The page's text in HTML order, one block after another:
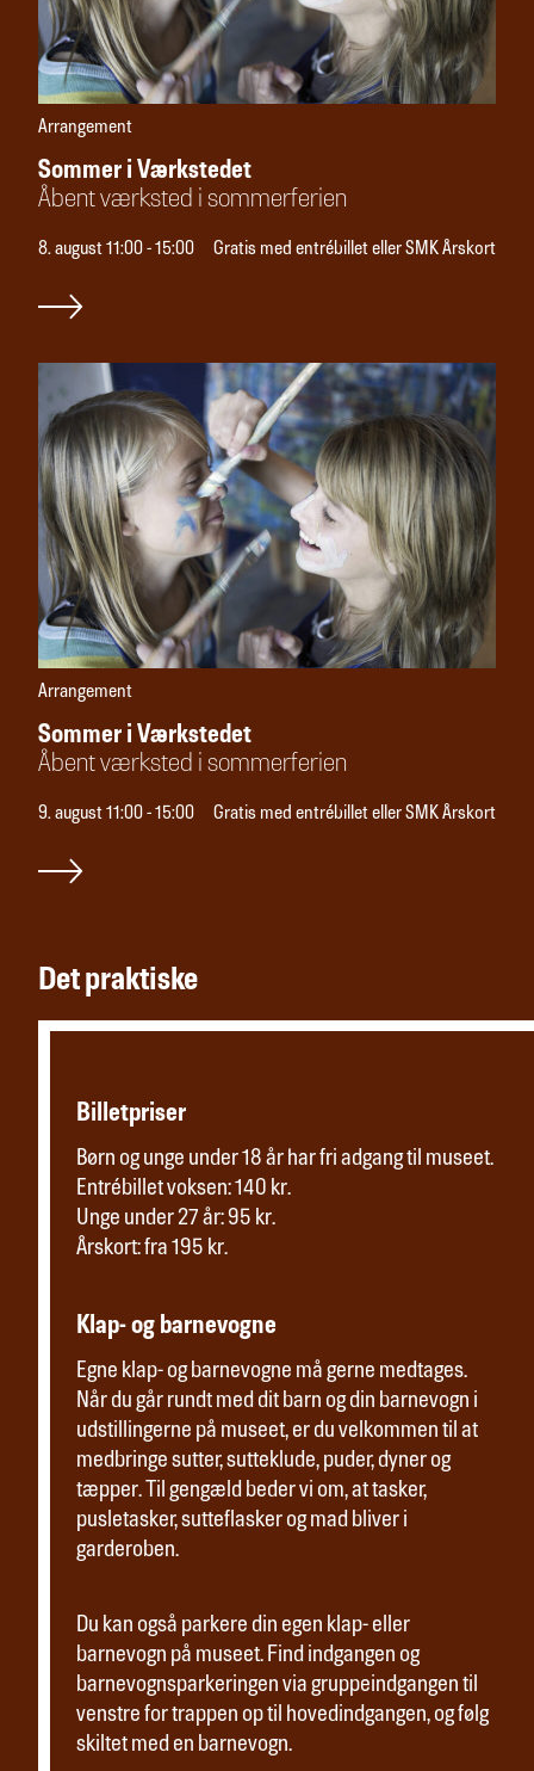
Arrangement
Sommer i Værkstedet
Åbent værksted i sommerferien
8. august 11:00 - 15:00 Gratis med entrébillet eller SMK Årskort
Arrangement
Sommer i Værkstedet
Åbent værksted i sommerferien
9. august 11:00 - 15:00 Gratis med entrébillet eller SMK Årskort
Det praktiske
Billetpriser
Børn og unge under 18 år har fri adgang til museet.
Entrébillet voksen: 140 kr.
Unge under 27 år: 95 kr.
Årskort: fra 195 kr.
Klap- og barnevogne
Egne klap- og barnevogne må gerne medtages.
Når du går rundt med dit barn og din barnevogn i
udstillingerne på museet, er du velkommen til at
medbringe sutter, sutteklude, puder, dyner og
tæpper. Til gengæld beder vi om, at tasker,
pusletasker, sutteflasker og mad bliver i
garderoben.
Du kan også parkere din egen klap- eller
barnevogn på museet. Find indgangen og
barnevognsparkeringen via gruppeindgangen til
venstre for trappen op til hovedindgangen, og følg
skiltet med en barnevogn.